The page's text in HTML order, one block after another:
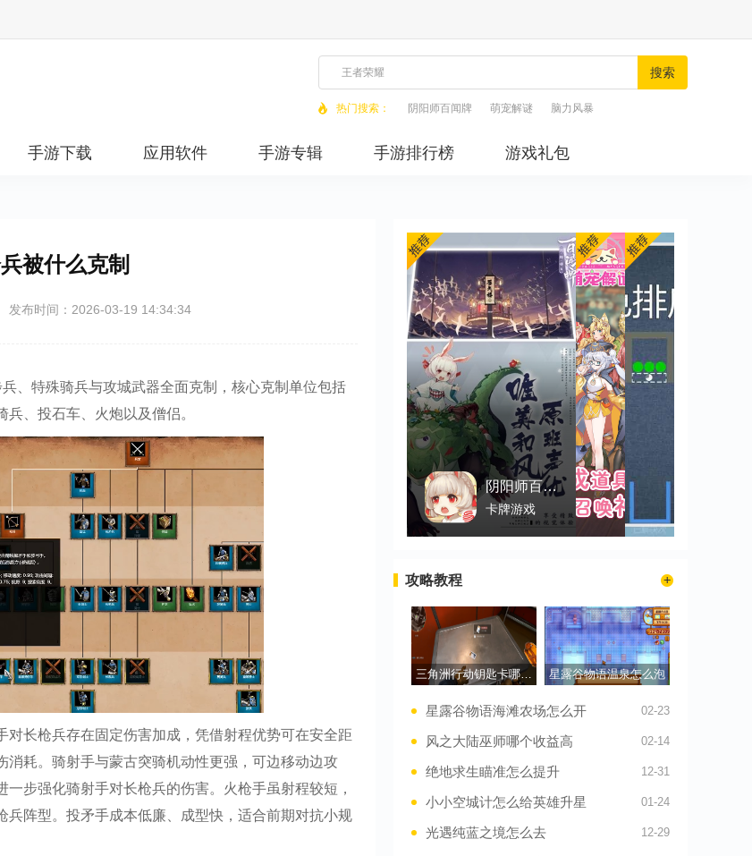
搜索
热门搜索： 阴阳师百闻牌 萌宠解谜 脑力风暴
手游下载 应用软件 手游专辑 手游排行榜 游戏礼包
被什么克制
发布时间：2026-03-19 14:34:34
、特殊骑兵与攻城武器全面克制，核心克制单位包括
、投石车、火炮以及僧侣。
长枪兵存在固定伤害加成，凭借射程优势可在安全距
耗。骑射手与蒙古突骑机动性更强，可边移动边攻
步强化骑射手对长枪兵的伤害。火枪手虽射程较短，
阵型。投矛手成本低廉、成型快，适合前期对抗小规
阴阳师百闻牌
卡牌游戏
攻略教程
三角洲行动钥匙卡哪里最容易出 星露谷物语温泉怎么泡
星露谷物语海滩农场怎么开 02-23
风之大陆巫师哪个收益高 02-14
绝地求生瞄准怎么提升 12-31
小小空城计怎么给英雄升星 01-24
光遇纯蓝之境怎么去 12-29